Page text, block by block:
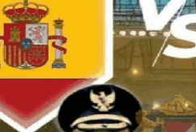
“Kita harus peduli dengan
Sumut dan Aceh serta daerah lain
Baca juga:PHAT & Dalih